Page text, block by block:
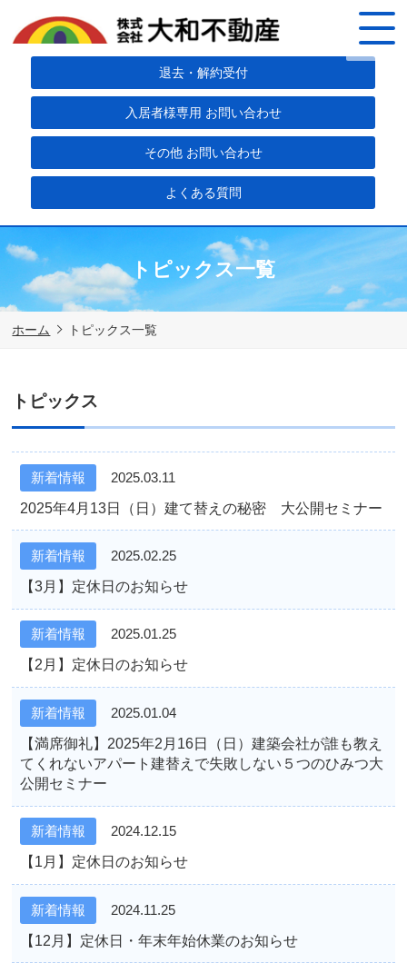
退去・解約受付
入居者様専用 お問い合わせ
その他 お問い合わせ
よくある質問
トピックス一覧
ホーム トピックス一覧
トピックス
新着情報 2025.03.11
2025年4月13日（日）建て替えの秘密 大公開セミナー
新着情報 2025.02.25
【3月】定休日のお知らせ
新着情報 2025.01.25
【2月】定休日のお知らせ
新着情報 2025.01.04
【満席御礼】2025年2月16日（日）建築会社が誰も教え
てくれないアパート建替えで失敗しない５つのひみつ大
公開セミナー
新着情報 2024.12.15
【1月】定休日のお知らせ
新着情報 2024.11.25
【12月】定休日・年末年始休業のお知らせ